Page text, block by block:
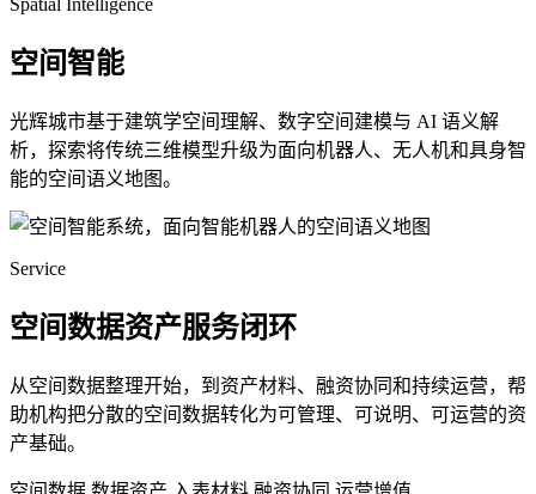
Spatial Intelligence
空间智能
光辉城市基于建筑学空间理解、数字空间建模与 AI 语义解
析，探索将传统三维模型升级为面向机器人、无人机和具身智
能的空间语义地图。
Service
空间数据资产服务闭环
从空间数据整理开始，到资产材料、融资协同和持续运营，帮
助机构把分散的空间数据转化为可管理、可说明、可运营的资
产基础。